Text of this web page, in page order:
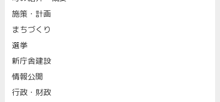
施策・計画
まちづくり
選挙
新庁舎建設
情報公開
行政・財政